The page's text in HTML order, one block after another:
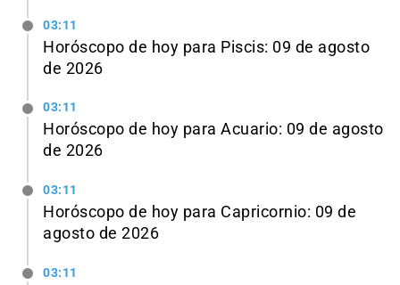
03:11
Horóscopo de hoy para Piscis: 09 de agosto
de 2026
03:11
Horóscopo de hoy para Acuario: 09 de agosto
de 2026
03:11
Horóscopo de hoy para Capricornio: 09 de
agosto de 2026
03:11